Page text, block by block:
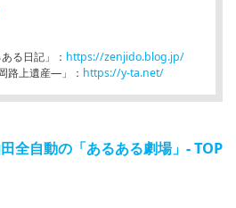
る日記」： https://zenjido.blog.jp/
路上遺産―」： https://y-ta.net/
全自動の「あるある劇場」- TOP